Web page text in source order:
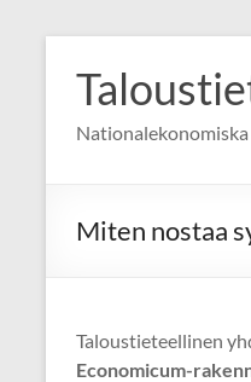
content
Miten nostaa
Taloustieteellinen
Economicum-